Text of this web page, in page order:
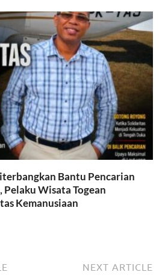
Bantu Pencarian
Wisata Togean
Kemanusiaan
NEXT ARTICLE